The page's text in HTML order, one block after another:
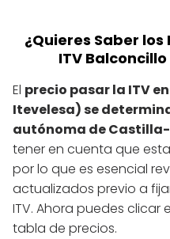
¿Quieres Saber
ITV
El precio pasar la ITV
Itevelesa) se
autónoma de
tener en cuenta que
por lo que es esencial
actualizados previo a
ITV. Ahora puedes
tabla de precios.